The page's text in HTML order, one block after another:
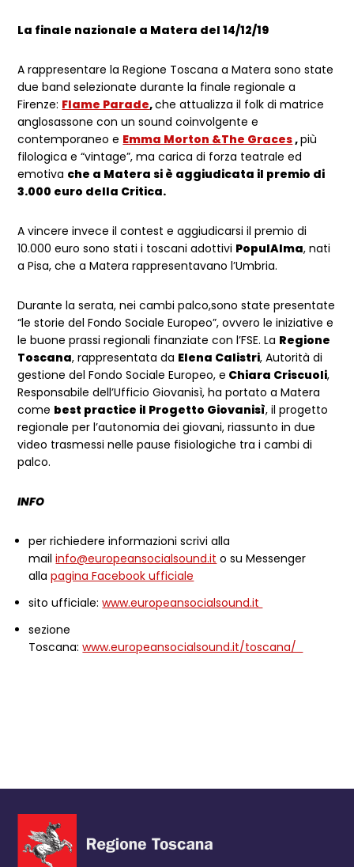
La finale nazionale a Matera del 14/12/19
A rappresentare la Regione Toscana a Matera sono state
due band selezionate durante la finale regionale a
Firenze: Flame Parade,che attualizza il folk di matrice
anglosassone con un sound coinvolgente e
contemporaneo e Emma Morton &The Graces,più
filologica e “vintage”, ma carica di forza teatrale ed
emotiva che a Matera si è aggiudicata il premio di
3.000 euro della Critica.
A vincere invece il contest e aggiudicarsi il premio di
10.000 euro sono stati i toscani adottivi PopulAlma, nati
a Pisa, che a Matera rappresentavano l’Umbria.
Durante la serata, nei cambi palco,sono state presentate
“le storie del Fondo Sociale Europeo”, ovvero le iniziative e
le buone prassi regionali finanziate con l’FSE. La Regione
Toscana, rappresentata da Elena Calistri, Autorità di
gestione del Fondo Sociale Europeo, e Chiara Criscuoli,
Responsabile dell’Ufficio Giovanisì, ha portato a Matera
come best practice il Progetto Giovanisì, il progetto
regionale per l’autonomia dei giovani, riassunto in due
video trasmessi nelle pause fisiologiche tra i cambi di
palco.
INFO
per richiedere informazioni scrivi alla
mailinfo@europeansocialsound.it o su Messenger
allapagina Facebook ufficiale
sito ufficiale:www.europeansocialsound.it
sezione
Toscana:www.europeansocialsound.it/toscana/